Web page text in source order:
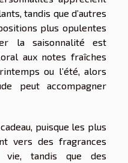
tandis que d’autres
plus opulentes
la saisonnalité est
aux notes fraîches
ou l’été, alors
peut accompagner
puisque les plus
vers des fragrances
vie, tandis que des